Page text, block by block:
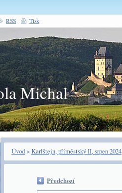
Michal
Úvod> Karlštejn, příměstský II, srpen 2024
Předchozí
RSS Tisk